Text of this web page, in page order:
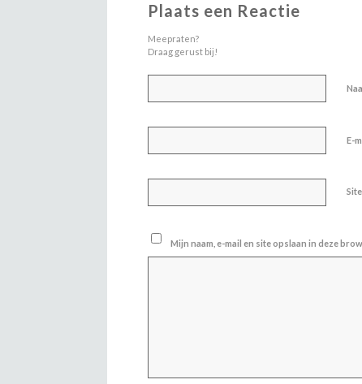
Plaats een Reactie
Meepraten?
Draag gerust bij!
E-
Site
Mijn naam, e-mail en site opslaan in deze